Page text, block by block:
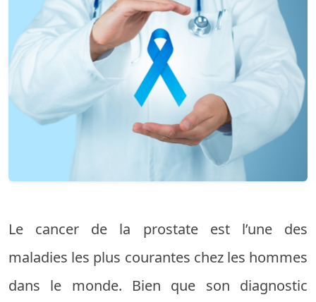
Le cancer de la prostate est l’une des
maladies les plus courantes chez les hommes
dans le monde. Bien que son diagnostic